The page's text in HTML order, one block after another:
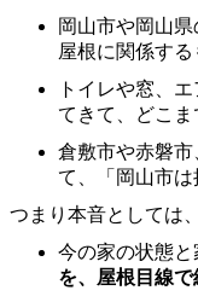
岡山市や岡山
屋根に関係す
トイレや窓、
てきて、どこ
倉敷市や赤磐
て、「岡山市は
つまり本音としては、
今の家の状態
を、屋根目線